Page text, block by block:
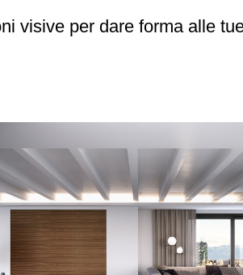
visive per dare forma alle